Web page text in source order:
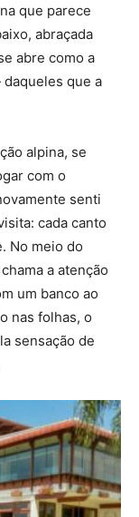
que parece
abraçada
abre como a
que a
alpina, se
com o
senti
cada canto
No meio do
a atenção
um banco ao
nas folhas, o
sensação de